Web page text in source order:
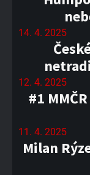
14. 4. 2025
12. 4. 2025
#1
11. 4. 2025
Milan